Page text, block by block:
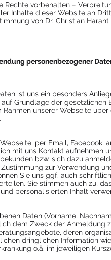
Rechte vorbehalten −
Inhalte dieser Website an
von Dr. Christian
personenbezogener
ist uns ein besonders
Grundlage der gesetzlichen
Rahmen unserer Webseite
per Email, Facebook,
mit uns Kontakt aufnehmen
bzw. sich dazu
zur Verwendung
Sie uns ggf. auch
Sie stimmen auch zu,
personalisierten Inhalt
Daten (Vorname,
dem Zweck der Anmeldung
deren
dringlichen Information
o.ä. im jeweiligen